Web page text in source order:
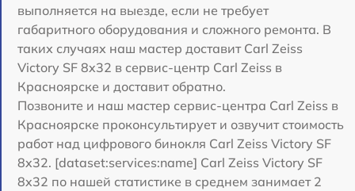
выполняется на выезде, если не требует
габаритного оборудования и сложного ремонта. В
таких случаях наш мастер доставит Carl Zeiss
Victory SF 8x32 в сервис-центр Carl Zeiss в
Красноярске и доставит обратно.
Позвоните и наш мастер сервис-центра Carl Zeiss в
Красноярске проконсультирует и озвучит стоимость
работ над цифрового бинокля Carl Zeiss Victory SF
8x32. [dataset:services:name] Carl Zeiss Victory SF
8x32 по нашей статистике в среднем занимает 2